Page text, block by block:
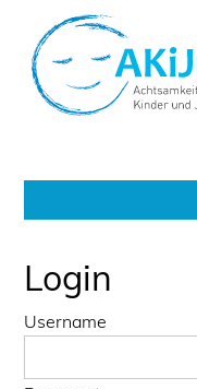
Login
Username